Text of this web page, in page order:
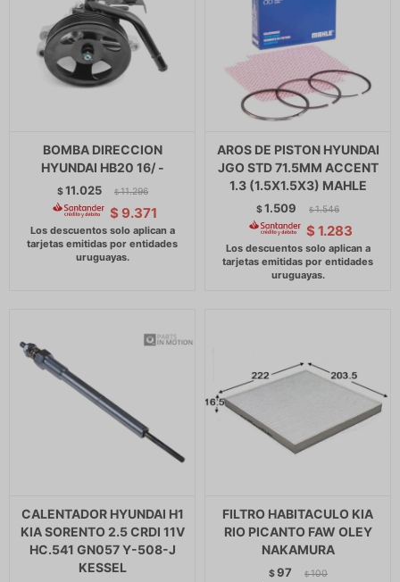
BOMBA DIRECCION
HYUNDAI HB20 16/ -
$11.025 $ 11.296
$ 9.371
AROS DE PISTON HYUNDAI
JGO STD 71.5MM ACCENT
1.3 (1.5X1.5X3) MAHLE
$1.509 $ 1.546
$ 1.283
CALENTADOR HYUNDAI H1
KIA SORENTO 2.5 CRDI 11V
HC.541 GN057 Y-508-J
KESSEL
FILTRO HABITACULO KIA
RIO PICANTO FAW OLEY
NAKAMURA
$97 $ 100